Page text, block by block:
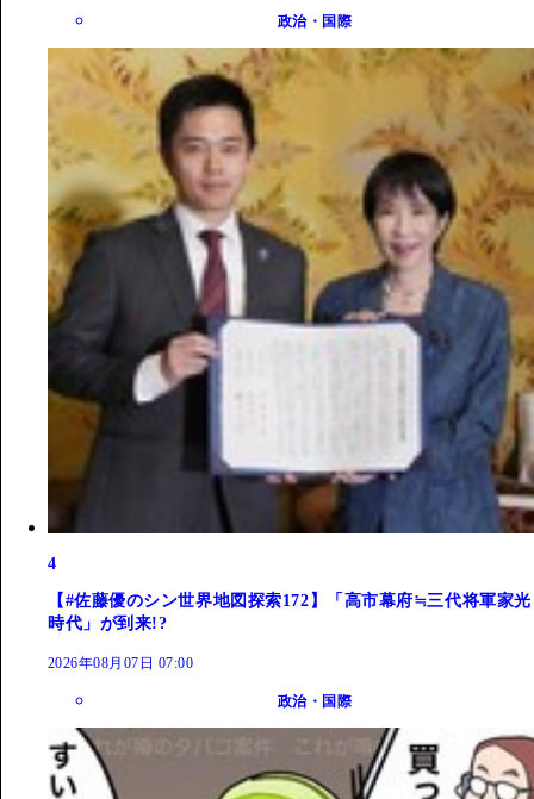
政治・国際
4
【#佐藤優のシン世界地図探索172】「高市幕府≒三代将軍家光
時代」が到来!?
2026年08月07日 07:00
政治・国際